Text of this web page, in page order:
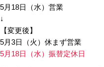
5月18日（水）営業
↓
【変更後】
5月3日（火）休まず営業
5月18日（水）振替定休日